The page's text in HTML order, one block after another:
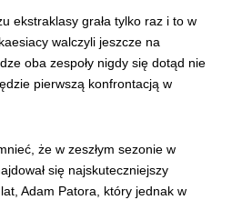
ekstraklasy grała tylko raz i to w
walczyli jeszcze na
oba zespoły nigdy się dotąd nie
pierwszą konfrontacją w
że w zeszłym sezonie w
się najskuteczniejszy
Adam Patora, który jednak w